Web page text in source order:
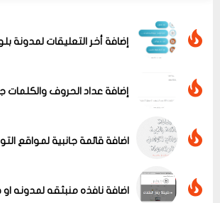
إضافة أخر التعليقات لمدونة
إضافة عداد الحروف والكلمات
اضافة قائمة جانبية لمواقع
اضافة نافذه منبثقه لمدونه